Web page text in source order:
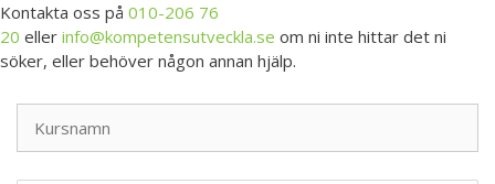
Kontakta oss på 010-206 76
20 eller info@kompetensutveckla.se om ni inte hittar det ni
söker, eller behöver någon annan hjälp.